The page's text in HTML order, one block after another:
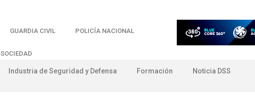
GUARDIA CIVIL POLICÍA NACIONAL
SOCIEDAD
Industria de Seguridad y Defensa Formación Noticia DSS